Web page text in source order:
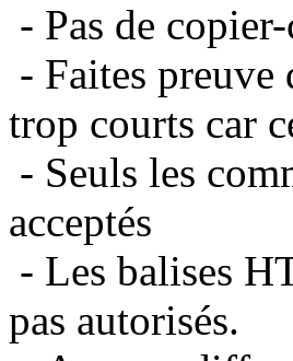
- Pas de
- Faites
trop courts car
- Seuls les
acceptés
- Les balises
pas autorisés.